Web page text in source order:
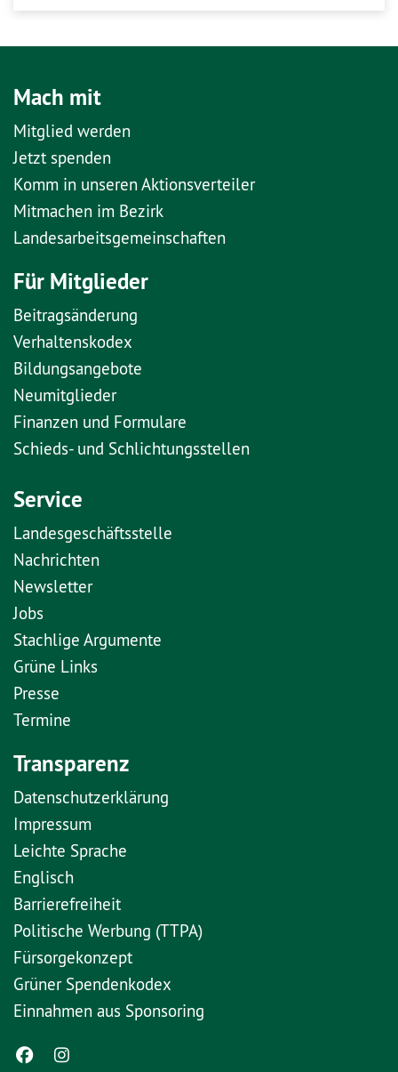
Mach mit
Mitglied werden
Jetzt spenden
Komm in unseren Aktionsverteiler
Mitmachen im Bezirk
Landesarbeitsgemeinschaften
Für Mitglieder
Beitragsänderung
Verhaltenskodex
Bildungsangebote
Neumitglieder
Finanzen und Formulare
Schieds- und Schlichtungsstellen
Service
Landesgeschäftsstelle
Nachrichten
Newsletter
Jobs
Stachlige Argumente
Grüne Links
Presse
Termine
Transparenz
Datenschutzerklärung
Impressum
Leichte Sprache
Englisch
Barrierefreiheit
Politische Werbung (TTPA)
Fürsorgekonzept
Grüner Spendenkodex
Einnahmen aus Sponsoring